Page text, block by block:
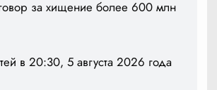
за хищение более 600 млн
в 20:30, 5 августа 2026 года